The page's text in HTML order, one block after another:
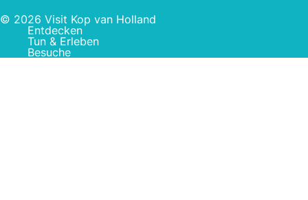
© 2026 Visit Kop van Holland
Entdecken
Tun & Erleben
Besuche